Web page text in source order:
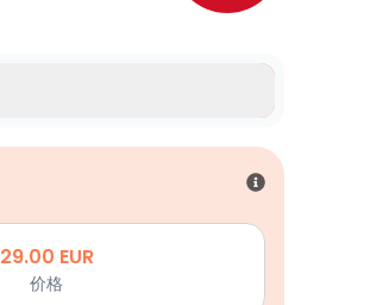
29.00 EUR
价格